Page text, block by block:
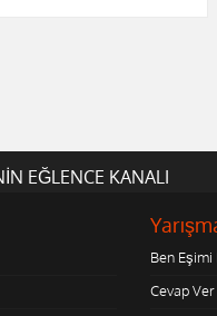
EĞLENCE KANALI
Ben
Cevap